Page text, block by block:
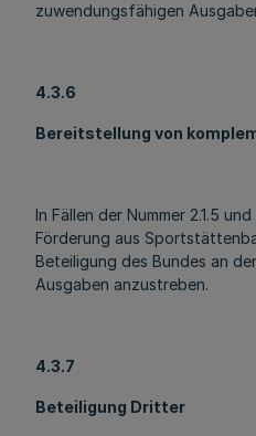
zuwendungsfähigen
4.3.6
Bereitstellung von
In Fällen der Nummer 2.1.5
Förderung aus
Beteiligung des Bundes an
Ausgaben anzustreben.
4.3.7
Beteiligung Dritter